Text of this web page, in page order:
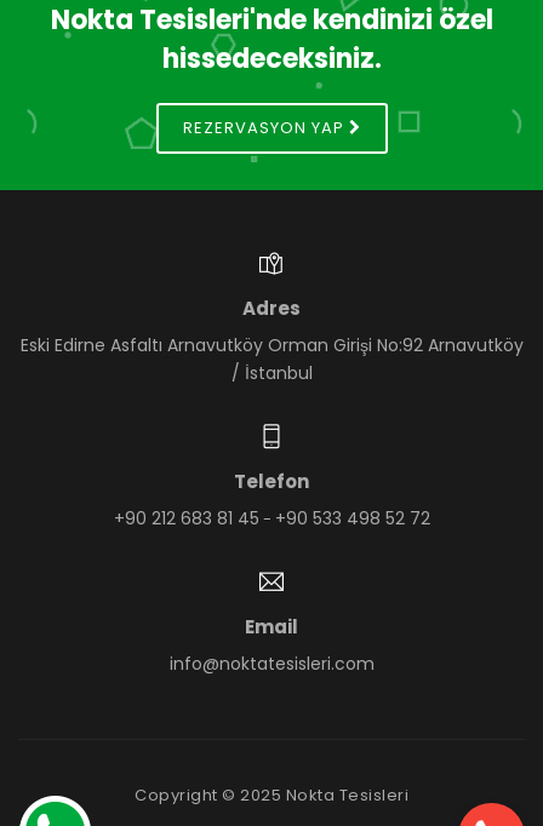
Nokta Tesisleri'nde kendinizi özel
hissedeceksiniz.
REZERVASYON YAP
Adres
Eski Edirne Asfaltı Arnavutköy Orman Girişi No:92 Arnavutköy
/ İstanbul
Telefon
+90 212 683 81 45 - +90 533 498 52 72
Email
info@noktatesisleri.com
Copyright © 2025 Nokta Tesisleri